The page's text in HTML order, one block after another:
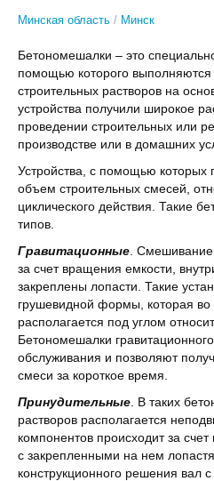
Минская область Минск
Бетономешалки – это
помощью которого
строительных растворов на
устройства получили широкое
проведении строительных или
производстве или в домашних
Устройства, с помощью которых
объем строительных смесей,
циклического действия. Такие
типов.
Гравитационные .
за счет вращения емкости,
закреплены лопасти. Такие
грушевидной формы, которая
располагается под углом
Бетономешалки
обслуживания и позволяют
смеси за короткое время.
Принудительные . В таких
растворов располагается
компонентов происходит за
с закрепленными на нем
конструкционного решения вал